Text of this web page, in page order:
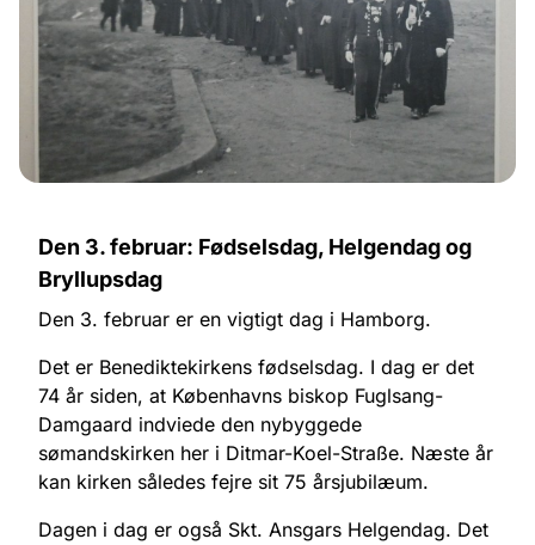
Den 3. februar: Fødselsdag, Helgendag og
Bryllupsdag
Den 3. februar er en vigtigt dag i Hamborg.
Det er Benediktekirkens fødselsdag. I dag er det
74 år siden, at Københavns biskop Fuglsang-
Damgaard indviede den nybyggede
sømandskirken her i Ditmar-Koel-Straße. Næste år
kan kirken således fejre sit 75 årsjubilæum.
Dagen i dag er også Skt. Ansgars Helgendag. Det